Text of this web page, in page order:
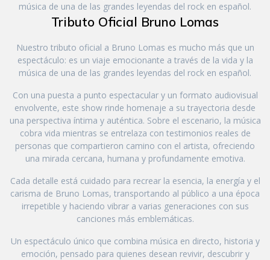
música de una de las grandes leyendas del rock en español.
Tributo Oficial Bruno Lomas
Nuestro tributo oficial a Bruno Lomas es mucho más que un
espectáculo: es un viaje emocionante a través de la vida y la
música de una de las grandes leyendas del rock en español.
Con una puesta a punto espectacular y un formato audiovisual
envolvente, este show rinde homenaje a su trayectoria desde
una perspectiva íntima y auténtica. Sobre el escenario, la música
cobra vida mientras se entrelaza con testimonios reales de
personas que compartieron camino con el artista, ofreciendo
una mirada cercana, humana y profundamente emotiva.
Cada detalle está cuidado para recrear la esencia, la energía y el
carisma de Bruno Lomas, transportando al público a una época
irrepetible y haciendo vibrar a varias generaciones con sus
canciones más emblemáticas.
Un espectáculo único que combina música en directo, historia y
emoción, pensado para quienes desean revivir, descubrir y